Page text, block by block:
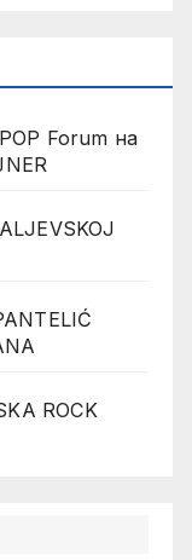
Forum на
ROCK